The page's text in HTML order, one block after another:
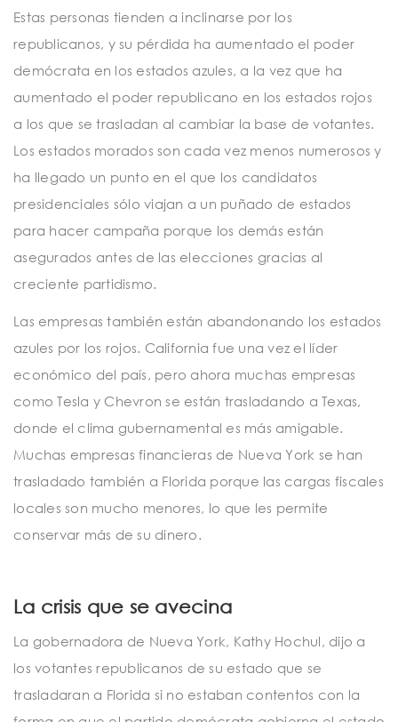
Estas personas tienden a inclinarse por los
republicanos, y su pérdida ha aumentado el poder
demócrata en los estados azules, a la vez que ha
aumentado el poder republicano en los estados rojos
a los que se trasladan al cambiar la base de votantes.
Los estados morados son cada vez menos numerosos y
ha llegado un punto en el que los candidatos
presidenciales sólo viajan a un puñado de estados
para hacer campaña porque los demás están
asegurados antes de las elecciones gracias al
creciente partidismo.
Las empresas también están abandonando los estados
azules por los rojos. California fue una vez el líder
económico del país, pero ahora muchas empresas
como Tesla y Chevron se están trasladando a Texas,
donde el clima gubernamental es más amigable.
Muchas empresas financieras de Nueva York se han
trasladado también a Florida porque las cargas fiscales
locales son mucho menores, lo que les permite
conservar más de su dinero.
La crisis que se avecina
La gobernadora de Nueva York, Kathy Hochul, dijo a
los votantes republicanos de su estado que se
trasladaran a Florida si no estaban contentos con la